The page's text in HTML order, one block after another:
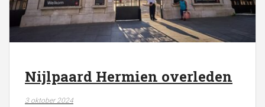
Nijlpaard Hermien overleden
3 oktober 2024